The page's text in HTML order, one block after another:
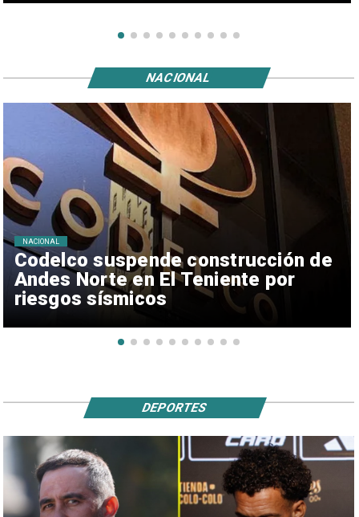
Codelco suspende construcción de
Andes Norte en El Teniente por
riesgos sísmicos
NACIONAL
NACIONAL
DEPORTES